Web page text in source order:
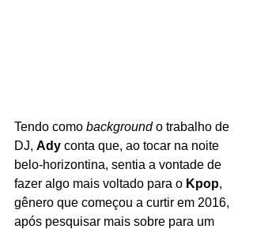
Tendo como background o trabalho de
DJ, Ady conta que, ao tocar na noite
belo-horizontina, sentia a vontade de
fazer algo mais voltado para o Kpop,
gênero que começou a curtir em 2016,
após pesquisar mais sobre para um